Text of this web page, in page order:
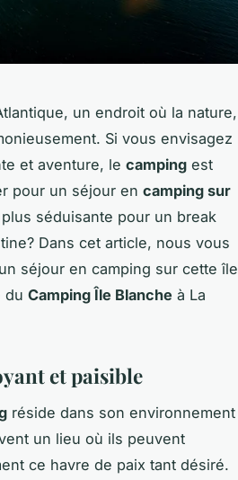
un endroit où la nature,
Si vous envisagez
et aventure, le camping est
pour un séjour en camping sur
séduisante pour un break
Dans cet article, nous vous
séjour en camping sur cette île
du Camping Île Blanche à La
et paisible
réside dans son environnement
un lieu où ils peuvent
ce havre de paix tant désiré.